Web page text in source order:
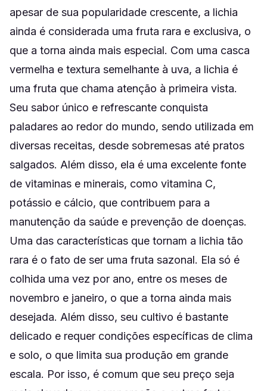
apesar de sua popularidade crescente, a lichia
ainda é considerada uma fruta rara e exclusiva, o
que a torna ainda mais especial. Com uma casca
vermelha e textura semelhante à uva, a lichia é
uma fruta que chama atenção à primeira vista.
Seu sabor único e refrescante conquista
paladares ao redor do mundo, sendo utilizada em
diversas receitas, desde sobremesas até pratos
salgados. Além disso, ela é uma excelente fonte
de vitaminas e minerais, como vitamina C,
potássio e cálcio, que contribuem para a
manutenção da saúde e prevenção de doenças.
Uma das características que tornam a lichia tão
rara é o fato de ser uma fruta sazonal. Ela só é
colhida uma vez por ano, entre os meses de
novembro e janeiro, o que a torna ainda mais
desejada. Além disso, seu cultivo é bastante
delicado e requer condições específicas de clima
e solo, o que limita sua produção em grande
escala. Por isso, é comum que seu preço seja